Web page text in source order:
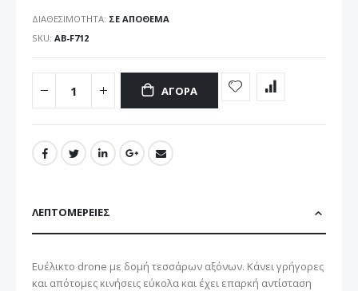
ΔΙΑΘΕΣΙΜΌΤΗΤΑ: ΣΕ ΑΠΌΘΕΜΑ
SKU AB-F712
ΑΓΟΡΆ
ΛΕΠΤΟΜΈΡΕΙΕΣ
Ευέλικτο drone με δομή τεσσάρων αξόνων. Κάνει γρήγορες
και απότομες κινήσεις εύκολα και έχει επαρκή αντίσταση